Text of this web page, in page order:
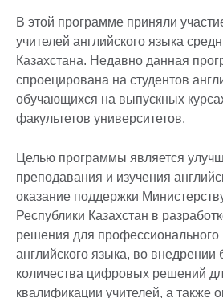
В этой программе приняли
учителей английского языка
Казахстана. Недавно данная
спроецирована на студентов
обучающихся на выпускных
факультетов университетов.
Целью программы является
преподавания и изучения
оказание поддержки
Республики Казахстан в
решения для профессионального
английского языка, во внедрении
количества цифровых решений
квалификации учителей, а также